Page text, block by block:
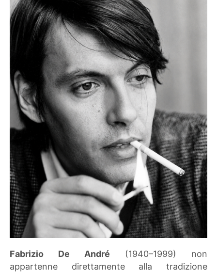
Fabrizio De André (1940–1999) non
appartenne direttamente alla tradizione